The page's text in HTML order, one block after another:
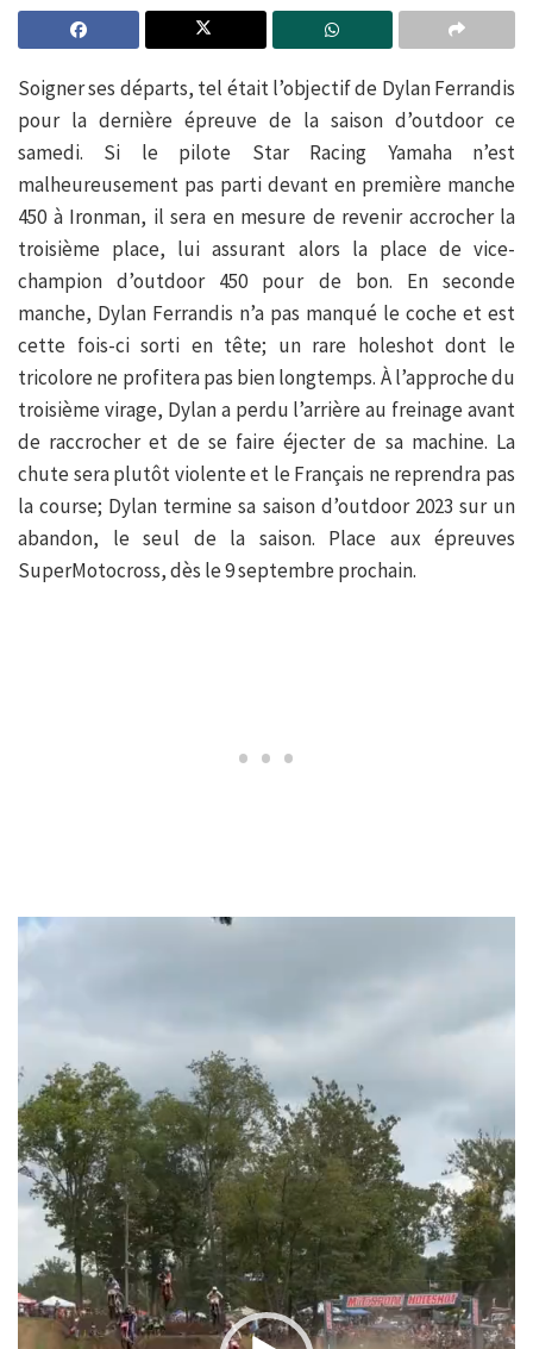
Soigner ses départs, tel était l’objectif de Dylan Ferrandis
pour la dernière épreuve de la saison d’outdoor ce
samedi. Si le pilote Star Racing Yamaha n’est
malheureusement pas parti devant en première manche
450 à Ironman, il sera en mesure de revenir accrocher la
troisième place, lui assurant alors la place de vice-
champion d’outdoor 450 pour de bon. En seconde
manche, Dylan Ferrandis n’a pas manqué le coche et est
cette fois-ci sorti en tête; un rare holeshot dont le
tricolore ne profitera pas bien longtemps. À l’approche du
troisième virage, Dylan a perdu l’arrière au freinage avant
de raccrocher et de se faire éjecter de sa machine. La
chute sera plutôt violente et le Français ne reprendra pas
la course; Dylan termine sa saison d’outdoor 2023 sur un
abandon, le seul de la saison. Place aux épreuves
SuperMotocross, dès le 9 septembre prochain.
Lecteur